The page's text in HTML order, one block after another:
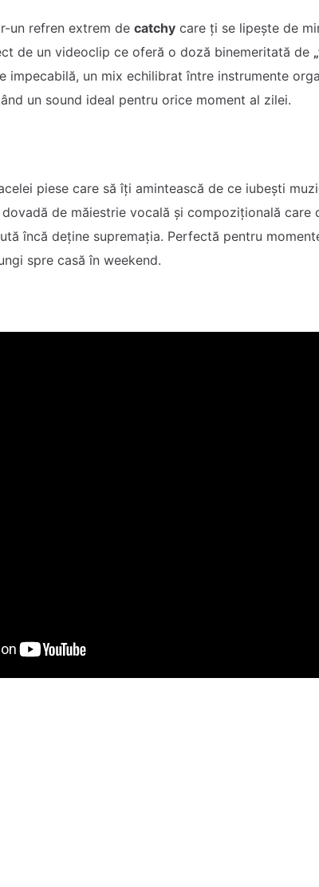
un refren extrem de catchycare ți se lipește de
de un videoclip ce oferă o doză binemeritată de
impecabilă, un mix echilibrat între instrumente
un sound ideal pentru orice moment al zilei.
piese care să îți amintească de ce iubești
de măiestrie vocală și compozițională care
încă deține supremația. Perfectă pentru
spre casă în weekend.